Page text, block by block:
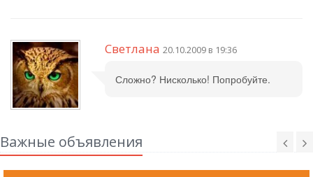
Светлана 20.10.2009 в 19:36
Сложно? Нисколько! Попробуйте.
Важные объявления